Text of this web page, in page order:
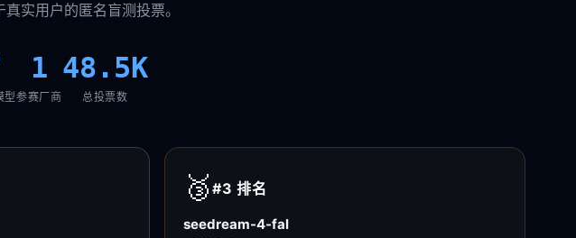
实用户的匿名盲测投票。
型
1
参赛厂商
48.5K
总投票数
🥉 #3排名
seedream-4-fal